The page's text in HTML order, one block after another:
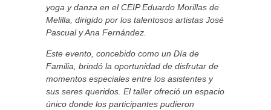
yoga y danza en el CEIP Eduardo Morillas de
Melilla, dirigido por los talentosos artistas José
Pascual y Ana Fernández.
Este evento, concebido como un Día de
Familia, brindó la oportunidad de disfrutar de
momentos especiales entre los asistentes y
sus seres queridos. El taller ofreció un espacio
único donde los participantes pudieron